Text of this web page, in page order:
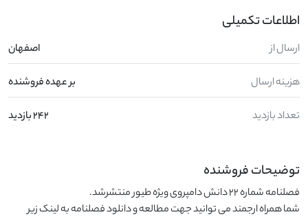
اطلاعات تکمیلی
ارسال از اصفهان
هزینه ارسال بر عهده فروشنده
تعداد بازدید 242 بازدید
توضیحات فروشنده
شما همراه ارجمند می توانید جهت مطالعه و دانلود فصلنامه به لینک زیر